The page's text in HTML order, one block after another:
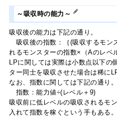
～吸収時の能力～
吸収後の能力は下記の通り。
吸収後の指数：｛(吸収するモン
れるモンスターの指数×（Aのレベ
LPに関しては実際は小数点以下の
ター同士を吸収させた場合は稀に
なお、指数に関しては下記の通り。
指数：能力値÷(レベル＋9)
吸収前に低レベルの吸収されるモ
入れて指数を稼ぐという手もある。